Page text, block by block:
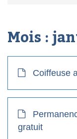
Mois :
Coiffeuse
gratuit